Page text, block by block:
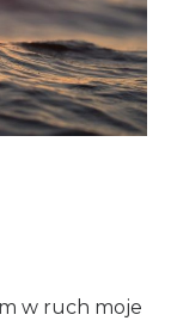
w ruch moje